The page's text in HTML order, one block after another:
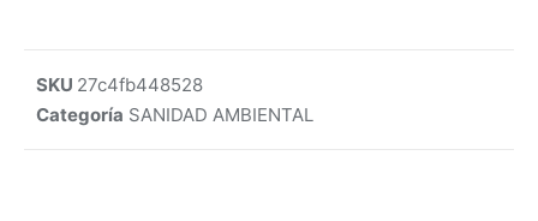
SKU 27c4fb448528
Categoría SANIDAD AMBIENTAL